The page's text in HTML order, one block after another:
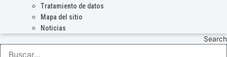
Tratamiento de datos
Mapa del sitio
Noticias
Search